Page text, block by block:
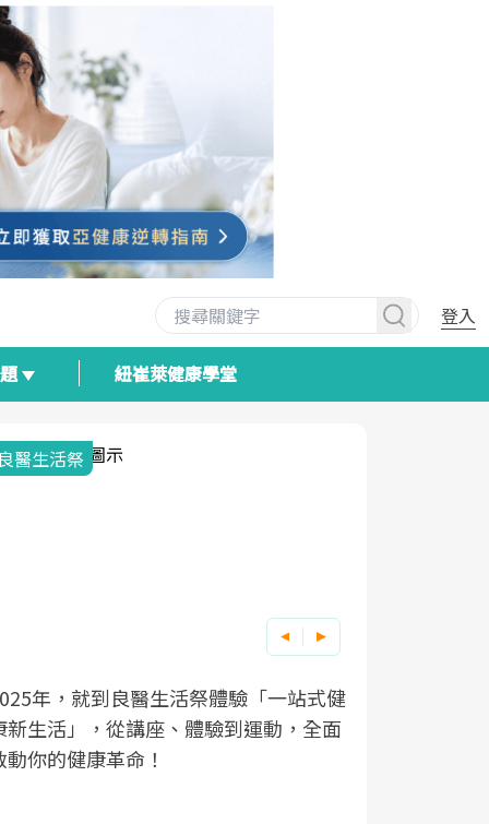
登入
紐崔萊健康學堂
式健
全面
我與健康韌性的距離
良醫健康網從「換季的身體變化」出發，
透過醫學觀點與日常感受的對話，建立對
亞健康的認知，進而引導實際的改善行